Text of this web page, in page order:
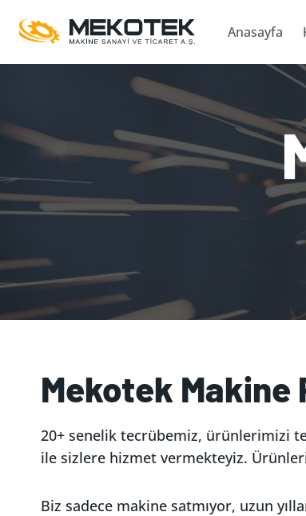
Anasayfa
Mekotek Makine
20+ senelik tecrübemiz, ürünlerimizi
ile sizlere hizmet vermekteyiz.
Biz sadece makine satmıyor, uzun